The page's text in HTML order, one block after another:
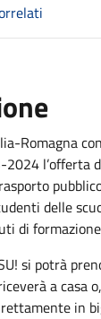
Romagna
l’offerta
delle
di
si potrà
a casa
in